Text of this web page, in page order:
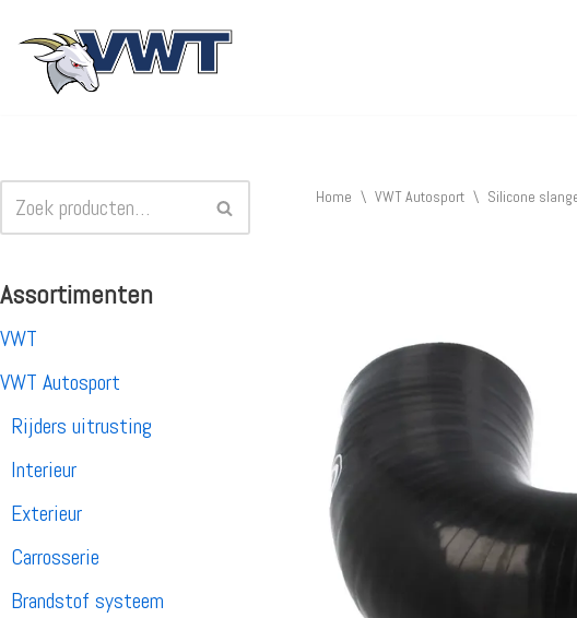
Ga
Assortimenten
VWT
VWT Autosport
Rijders uitrusting
Interieur
Exterieur
Carrosserie
Brandstof systeem
Home \ VWT Autosport \ Silicone